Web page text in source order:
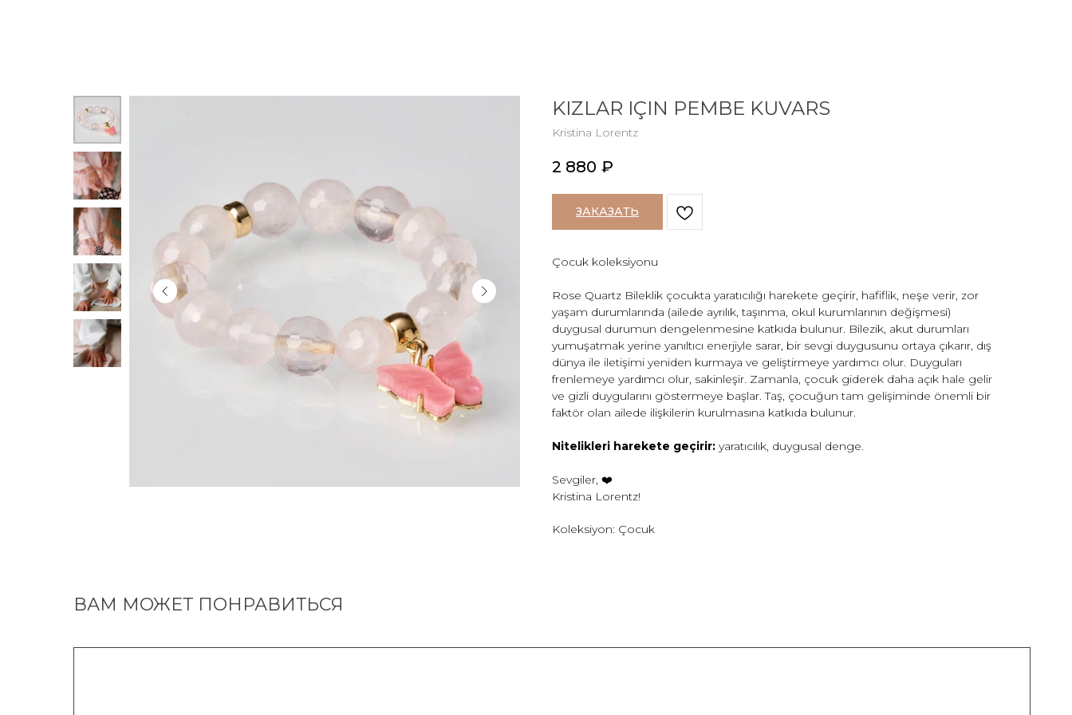
KIZLAR IÇIN PEMBE KUVARS
Kristina Lorentz
2 880 ₽
ЗАКАЗАТЬ
Çocuk koleksiyonu
Rose Quartz Bileklik çocukta yaratıcılığı harekete geçirir, hafiflik, neşe verir, zor
yaşam durumlarında (ailede ayrılık, taşınma, okul kurumlarının değişmesi)
duygusal durumun dengelenmesine katkıda bulunur. Bilezik, akut durumları
yumuşatmak yerine yanıltıcı enerjiyle sarar, bir sevgi duygusunu ortaya çıkarır, dış
dünya ile iletişimi yeniden kurmaya ve geliştirmeye yardımcı olur. Duyguları
frenlemeye yardımcı olur, sakinleşir. Zamanla, çocuk giderek daha açık hale gelir
ve gizli duygularını göstermeye başlar. Taş, çocuğun tam gelişiminde önemli bir
faktör olan ailede ilişkilerin kurulmasına katkıda bulunur.
Nitelikleri harekete geçirir: yaratıcılık, duygusal denge.
Sevgiler, ❤️️
Kristina Lorentz!
Koleksiyon: Çocuk
ВАМ МОЖЕТ ПОНРАВИТЬСЯ